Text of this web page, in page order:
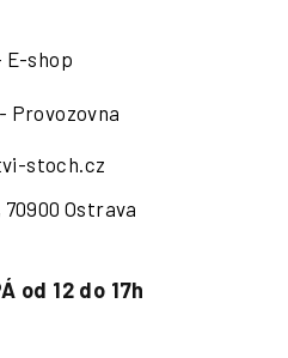
E-shop
Provozovna
stoch.cz
Ostrava
od 12 do 17h